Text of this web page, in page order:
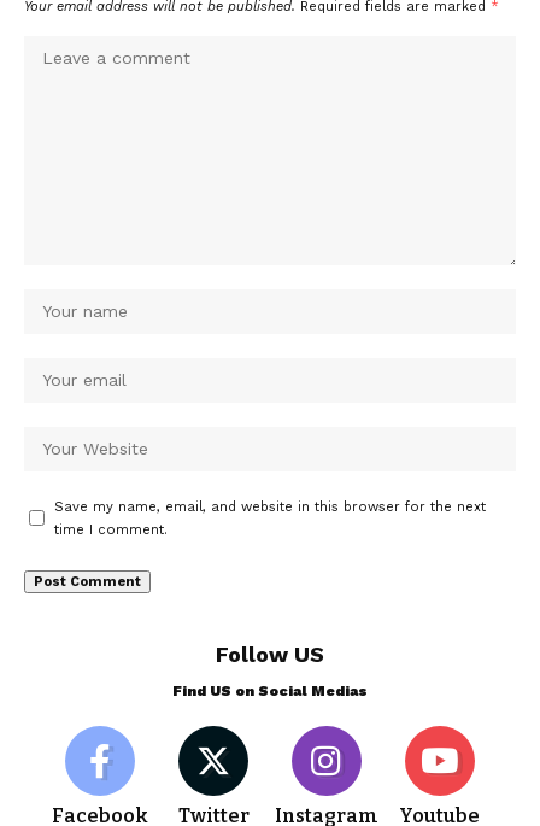
Your email address will not be published. Required fields are marked *
Save my name, email, and website in this browser for the next
time I comment.
Follow US
Find US on Social Medias
Facebook Twitter Instagram Youtube